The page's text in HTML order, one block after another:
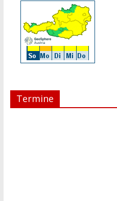
Termine